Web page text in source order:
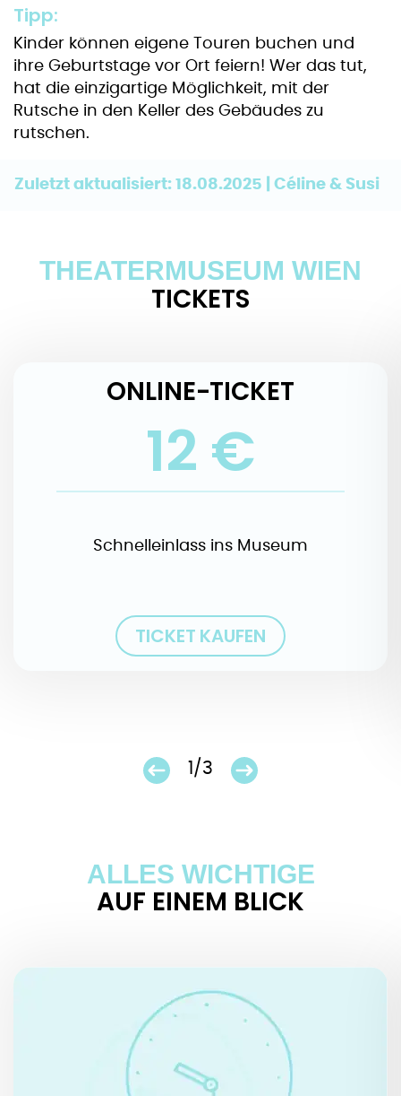
Tipp:
Kinder können eigene Touren buchen und
ihre Geburtstage vor Ort feiern! Wer das tut,
hat die einzigartige Möglichkeit, mit der
Rutsche in den Keller des Gebäudes zu
rutschen.
Zuletzt aktualisiert: 18.08.2025 | Céline & Susi
THEATERMUSEUM WIEN
TICKETS
ONLINE-TICKET
12 €
Schnelleinlass ins Museum
TICKET KAUFEN
1/3
ALLES WICHTIGE
AUF EINEM BLICK
ÖFFNUNGSZEITEN
Montag, Mittwoch – Sonntag, 10.00 – 18.00 Uhr
Dienstag Ruhetag
Letzter Einlass 30 Minuten vor Schließung
Geschlossen wegen